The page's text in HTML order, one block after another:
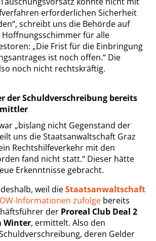
erforderlichen Sicherheit
schreibt uns die Behörde auf
Hoffnungsschimmer für alle
„Die Frist für die Einbringung
ist noch offen.“ Die
noch nicht rechtskräftig.
der Schuldverschreibung bereits
„bislang nicht Gegenstand der
uns die Staatsanwaltschaft Graz
Rechtshilfeverkehr mit den
fand nicht statt.“ Dieser hätte
Erkenntnisse gebracht.
weil dieStaatsanwaltschaft
Informationen zufolge bereits
der Proreal Club Deal 2
Winter, ermittelt. Also den
deren Gelder